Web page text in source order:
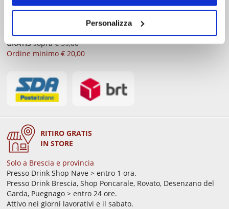
Personalizza
SPEDIZIONE
Consegna standard > € 6,90
Isole > € 8,90
GRATISsopra € 59,00
Ordine minimo € 20,00
RITIRO GRATIS
IN STORE
Solo a Brescia e provincia
Presso Drink Shop Nave > entro 1 ora.
Presso Drink Brescia, Shop Poncarale, Rovato, Desenzano del
Garda, Puegnago > entro 24 ore.
Attivo nei giorni lavorativi e il sabato.